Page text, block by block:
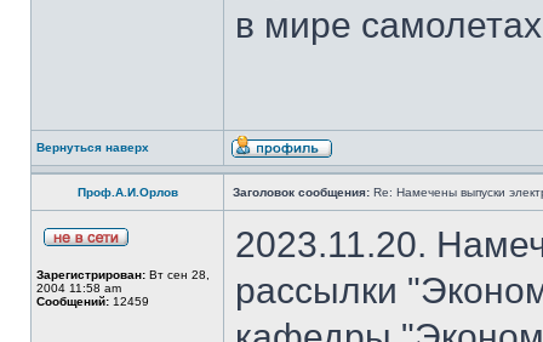
в мире
Вернуться наверх
Проф.А.И.Орлов Заголовок сообщения: Re: Намечены выпуски
Зарегистрирован: Вт сен 28,
2004 11:58 am
Сообщений: 12459
2023.11.20.
рассылки